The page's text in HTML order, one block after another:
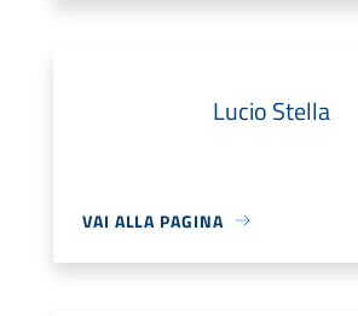
Lucio Stella
VAI ALLA PAGINA